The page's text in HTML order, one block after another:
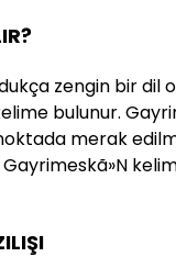
zengin bir dil
bulunur.
merak
Gayrimeskã»N